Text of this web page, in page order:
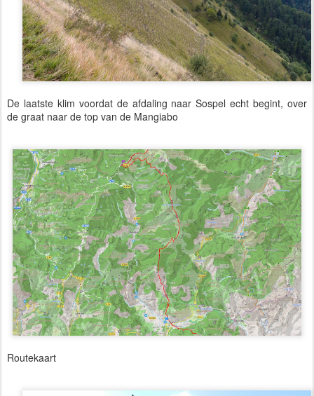
De laatste klim voordat de afdaling naar Sospel echt begint, over
de graat naar de top van de Mangiabo
Routekaart